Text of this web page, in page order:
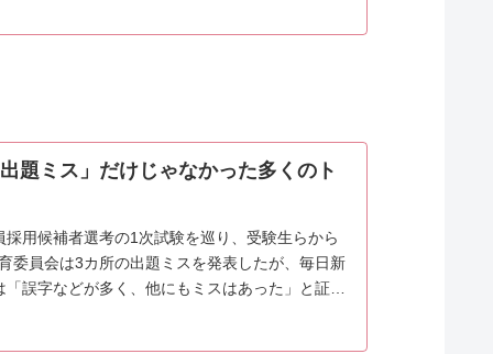
題ミス」だけじゃなかった多くのト
用候補者選考の1次試験を巡り、受験生らから
委員会は3カ所の出題ミスを発表したが、毎日新
誤字などが多く、他にもミスはあった」と証言